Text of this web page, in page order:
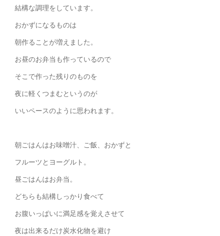
結構な調理をしています。
おかずになるものは
朝作ることが増えました。
お昼のお弁当も作っているので
そこで作った残りのものを
夜に軽くつまむというのが
いいペースのように思われます。
朝ごはんはお味噌汁、ご飯、おかずと
フルーツとヨーグルト。
昼ごはんはお弁当。
どちらも結構しっかり食べて
お腹いっぱいに満足感を覚えさせて
夜は出来るだけ炭水化物を避け